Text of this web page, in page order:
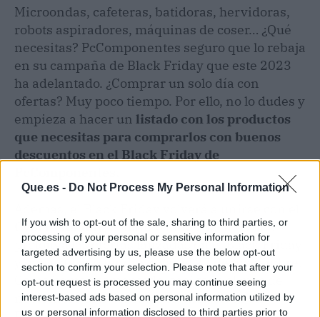
Que.es - Do Not Process My Personal Information
If you wish to opt-out of the sale, sharing to third parties, or
processing of your personal or sensitive information for
targeted advertising by us, please use the below opt-out
section to confirm your selection. Please note that after your
opt-out request is processed you may continue seeing
interest-based ads based on personal information utilized by
us or personal information disclosed to third parties prior to
Microondas, cafeteras, batidoras, hervidoras,
robots aspiradores, máquinas de coser… ¿Qué
necesitas? PcComponentes seguro que lo rebaja
en su campaña de Black Friday que este 2023
ha adelantado. ¿Comprar un solo día con
ofertas? Muy poco tiempo. Por ello, no lo dudes y
empieza a hacer un listado con los productos
que necesitas para comprarlos con buenos
descuentos en el Black Friday de
Cyber Monday, el último lunes del mes que
prolonga las ofertas lanzadas en el Black Friday
y que este año tendrá lugar el 27 de noviembre.
Como hemos comentado, casi todo el mes de
noviembre con descuentos exclusivos en